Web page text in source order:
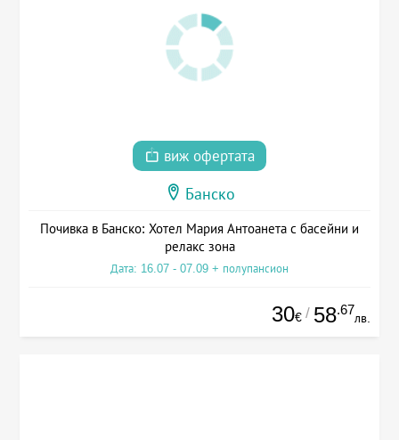
виж офертата
Банско
Почивка в Банско: Хотел Мария Антоанета с басейни и
релакс зона
Дата: 16.07 - 07.09 + полупансион
30€ / 58.67
лв.